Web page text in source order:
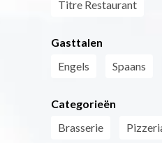
Titre Restaurant
Gasttalen
Engels
Spaans
Categorieën
Brasserie